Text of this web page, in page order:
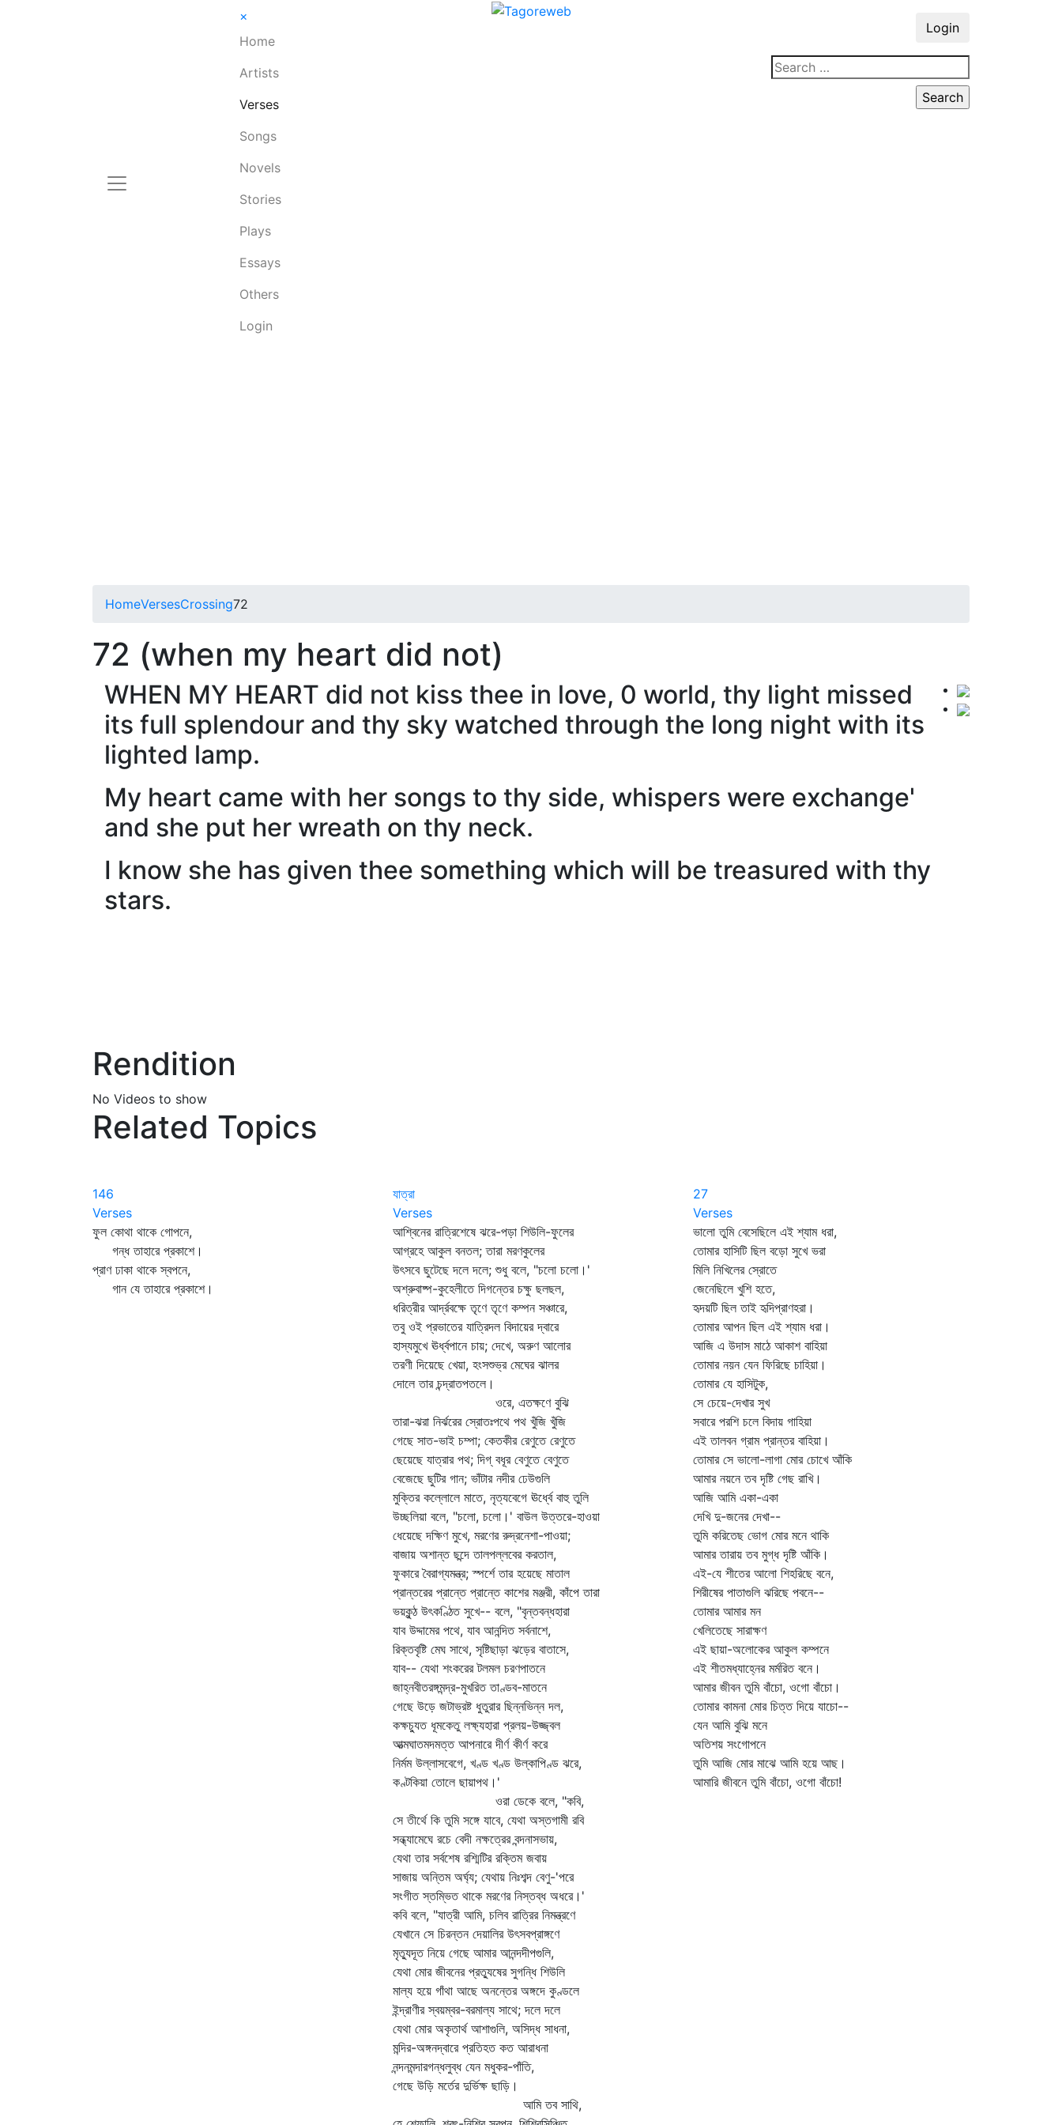
×
Home
Artists
Verses
Songs
Novels
Stories
Plays
Essays
Others
Login
Login
HomeVersesCrossing72
72 (when my heart did not)
WHEN MY HEART did not kiss thee in love, 0 world, thy light missed
its full splendour and thy sky watched through the long night with its
lighted lamp.
My heart came with her songs to thy side, whispers were exchange'
and she put her wreath on thy neck.
I know she has given thee something which will be treasured with thy
stars.
Rendition
No Videos to show
Related Topics
146
Verses
ফুল কোথা থাকে গোপনে,
গন্ধ তাহারে প্রকাশে।
প্রাণ ঢাকা থাকে স্বপনে,
গান যে তাহারে প্রকাশে।
যাত্রা
Verses
আশ্বিনের রাত্রিশেষে ঝরে-পড়া শিউলি-ফুলের
আগ্রহে আকুল বনতল; তারা মরণকুলের
উৎসবে ছুটেছে দলে দলে; শুধু বলে, "চলো চলো।'
অশ্রুবাষ্প-কুহেলীতে দিগন্তের চক্ষু ছলছল,
ধরিত্রীর আর্দ্রবক্ষে তৃণে তৃণে কম্পন সঞ্চারে,
তবু ওই প্রভাতের যাত্রিদল বিদায়ের দ্বারে
হাস্যমুখে ঊর্ধ্বপানে চায়; দেখে, অরুণ আলোর
তরণী দিয়েছে খেয়া, হংসশুভ্র মেঘের ঝালর
দোলে তার চন্দ্রাতপতলে।
ওরে, এতক্ষণে বুঝি
তারা-ঝরা নির্ঝরের স্রোতঃপথে পথ খুঁজি খুঁজি
গেছে সাত-ভাই চম্পা; কেতকীর রেণুতে রেণুতে
ছেয়েছে যাত্রার পথ; দিগ্‌ বধূর বেণুতে বেণুতে
বেজেছে ছুটির গান; ভাঁটার নদীর ঢেউগুলি
মুক্তির কল্লোলে মাতে, নৃত্যবেগে ঊর্ধ্বে বাহু তুলি
উচ্ছলিয়া বলে, "চলো, চলো।' বাউল উত্তরে-হাওয়া
ধেয়েছে দক্ষিণ মুখে, মরণের রুদ্রনেশা-পাওয়া;
বাজায় অশান্ত ছন্দে তালপল্লবের করতাল,
ফুকারে বৈরাগ্যমন্ত্র; স্পর্শে তার হয়েছে মাতাল
প্রান্তরের প্রান্তে প্রান্তে কাশের মঞ্জরী, কাঁপে তারা
ভয়কুন্ঠ উৎকণ্ঠিত সুখে-- বলে, "বৃন্তবন্ধহারা
যাব উদ্দামের পথে, যাব আনন্দিত সর্বনাশে,
রিক্তবৃষ্টি মেঘ সাথে, সৃষ্টিছাড়া ঝড়ের বাতাসে,
যাব-- যেথা শংকরের টলমল চরণপাতনে
জাহ্নবীতরঙ্গমন্দ্র-মুখরিত তাণ্ডব-মাতনে
গেছে উড়ে জটাভ্রষ্ট ধুতুরার ছিন্নভিন্ন দল,
কক্ষচ্যুত ধূমকেতু লক্ষ্যহারা প্রলয়-উজ্জ্বল
আত্মঘাতমদমত্ত আপনারে দীর্ণ কীর্ণ করে
নির্মম উল্লাসবেগে, খণ্ড খণ্ড উল্কাপিণ্ড ঝরে,
কণ্টকিয়া তোলে ছায়াপথ।'
ওরা ডেকে বলে, "কবি,
সে তীর্থে কি তুমি সঙ্গে যাবে, যেথা অস্তগামী রবি
সন্ধ্যামেঘে রচে বেদী নক্ষত্রের বন্দনাসভায়,
যেথা তার সর্বশেষ রশ্মিটির রক্তিম জবায়
সাজায় অন্তিম অর্ঘ্য; যেথায় নিঃশব্দ বেণু-'পরে
সংগীত স্তম্ভিত থাকে মরণের নিস্তব্ধ অধরে।'
কবি বলে, "যাত্রী আমি, চলিব রাত্রির নিমন্ত্রণে
যেখানে সে চিরন্তন দেয়ালির উৎসবপ্রাঙ্গণে
মৃত্যুদূত নিয়ে গেছে আমার আনন্দদীপগুলি,
যেথা মোর জীবনের প্রত্যুষের সুগন্ধি শিউলি
মাল্য হয়ে গাঁথা আছে অনন্তের অঙ্গদে কুণ্ডলে
ইন্দ্রাণীর স্বয়ম্বর-বরমাল্য সাথে; দলে দলে
যেথা মোর অকৃতার্থ আশাগুলি, অসিদ্ধ সাধনা,
মন্দির-অঙ্গনদ্বারে প্রতিহত কত আরাধনা
নন্দনমন্দারগন্ধলুব্ধ যেন মধুকর-পাঁতি,
গেছে উড়ি মর্তের দুর্ভিক্ষ ছাড়ি।
আমি তব সাথি,
27
Verses
ভালো তুমি বেসেছিলে এই শ্যাম ধরা,
তোমার হাসিটি ছিল বড়ো সুখে ভরা
মিলি নিখিলের স্রোতে
জেনেছিলে খুশি হতে,
হৃদয়টি ছিল তাই হৃদিপ্রাণহরা।
তোমার আপন ছিল এই শ্যাম ধরা।
আজি এ উদাস মাঠে আকাশ বাহিয়া
তোমার নয়ন যেন ফিরিছে চাহিয়া।
তোমার যে হাসিটুক,
সে চেয়ে-দেখার সুখ
সবারে পরশি চলে বিদায় গাহিয়া
এই তালবন গ্রাম প্রান্তর বাহিয়া।
তোমার সে ভালো-লাগা মোর চোখে আঁকি
আমার নয়নে তব দৃষ্টি গেছ রাখি।
আজি আমি একা-একা
দেখি দু-জনের দেখা--
তুমি করিতেছ ভোগ মোর মনে থাকি
আমার তারায় তব মুগ্ধ দৃষ্টি আঁকি।
এই-যে শীতের আলো শিহরিছে বনে,
শিরীষের পাতাগুলি ঝরিছে পবনে--
তোমার আমার মন
খেলিতেছে সারাক্ষণ
এই ছায়া-অলোকের আকুল কম্পনে
এই শীতমধ্যাহ্নের মর্মরিত বনে।
আমার জীবন তুমি বাঁচো, ওগো বাঁচো।
তোমার কামনা মোর চিত্ত দিয়ে যাচো--
যেন আমি বুঝি মনে
অতিশয় সংগোপনে
তুমি আজি মোর মাঝে আমি হয়ে আছ।
আমারি জীবনে তুমি বাঁচো, ওগো বাঁচো!